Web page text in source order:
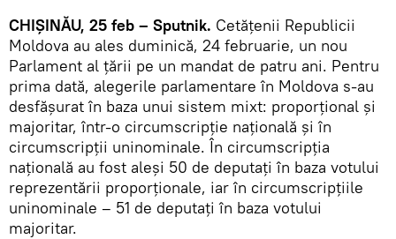
CHIȘINĂU, 25 feb – Sputnik. Cetățenii Republicii
Moldova au ales duminică, 24 februarie, un nou
Parlament al țării pe un mandat de patru ani. Pentru
prima dată, alegerile parlamentare în Moldova s-au
desfășurat în baza unui sistem mixt: proporțional și
majoritar, într-o circumscripție națională și în
circumscripții uninominale. În circumscripția
națională au fost aleși 50 de deputați în baza votului
reprezentării proporționale, iar în circumscripțiile
uninominale – 51 de deputați în baza votului
majoritar.